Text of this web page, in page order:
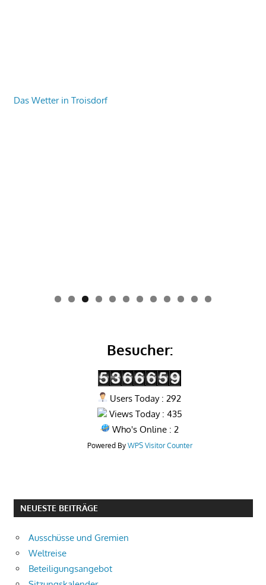
Das Wetter in Troisdorf
0 1 2
Besucher:
Users Today : 292
Views Today : 435
Who's Online : 2
Powered By WPS Visitor Counter
NEUESTE BEITRÄGE
Ausschüsse und Gremien
Weltreise
Beteiligungsangebot